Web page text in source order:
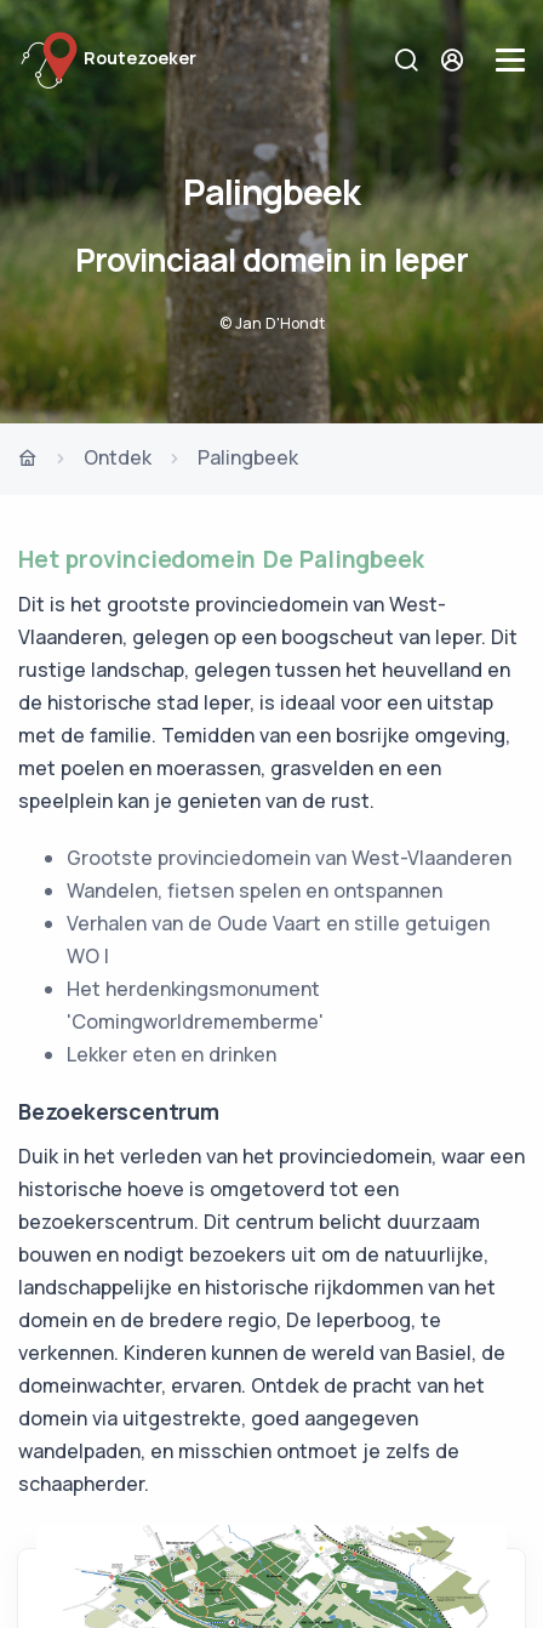
Routezoeker
Palingbeek
Provinciaal domein in Ieper
© Jan D'Hondt
Ontdek Palingbeek
Het provinciedomein De Palingbeek
Dit is het grootste provinciedomein van West-
Vlaanderen, gelegen op een boogscheut van Ieper. Dit
rustige landschap, gelegen tussen het heuvelland en
de historische stad Ieper, is ideaal voor een uitstap
met de familie. Temidden van een bosrijke omgeving,
met poelen en moerassen, grasvelden en een
speelplein kan je genieten van de rust.
Grootste provinciedomein van West-Vlaanderen
Wandelen, fietsen spelen en ontspannen
Verhalen van de Oude Vaart en stille getuigen
WO I
Het herdenkingsmonument
'Comingworldrememberme'
Lekker eten en drinken
Bezoekerscentrum
Duik in het verleden van het provinciedomein, waar een
historische hoeve is omgetoverd tot een
bezoekerscentrum. Dit centrum belicht duurzaam
bouwen en nodigt bezoekers uit om de natuurlijke,
landschappelijke en historische rijkdommen van het
domein en de bredere regio, De Ieperboog, te
verkennen. Kinderen kunnen de wereld van Basiel, de
domeinwachter, ervaren. Ontdek de pracht van het
domein via uitgestrekte, goed aangegeven
wandelpaden, en misschien ontmoet je zelfs de
schaapherder.